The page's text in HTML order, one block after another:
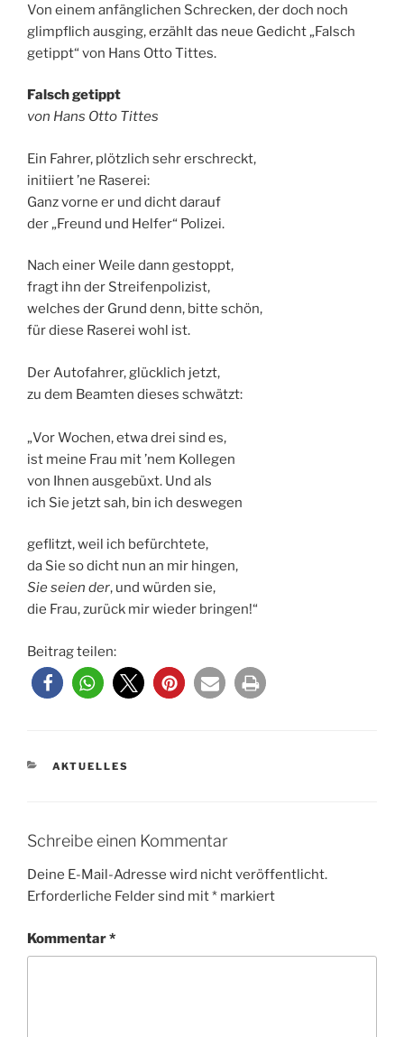
Von einem anfänglichen Schrecken, der doch noch
glimpflich ausging, erzählt das neue Gedicht „Falsch
getippt“ von Hans Otto Tittes.
Falsch getippt
von Hans Otto Tittes
Ein Fahrer, plötzlich sehr erschreckt,
initiiert ’ne Raserei:
Ganz vorne er und dicht darauf
der „Freund und Helfer“ Polizei.
Nach einer Weile dann gestoppt,
fragt ihn der Streifenpolizist,
welches der Grund denn, bitte schön,
für diese Raserei wohl ist.
Der Autofahrer, glücklich jetzt,
zu dem Beamten dieses schwätzt:
„Vor Wochen, etwa drei sind es,
ist meine Frau mit ’nem Kollegen
von Ihnen ausgebüxt. Und als
ich Sie jetzt sah, bin ich deswegen
geflitzt, weil ich befürchtete,
da Sie so dicht nun an mir hingen,
Sieseien der, und würden sie,
die Frau, zurück mir wieder bringen!“
Beitrag teilen:
KATEGORIEN
AKTUELLES
Schreibe einen Kommentar
Deine E-Mail-Adresse wird nicht veröffentlicht.
Erforderliche Felder sind mit* markiert
Kommentar*